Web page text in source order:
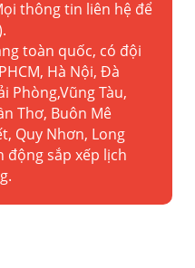
thông tin liên hệ để
toàn quốc, có đội
Hà Nội, Đà
Phòng,Vũng Tàu,
Thơ, Buôn Mê
Quy Nhơn, Long
động sắp xếp lịch